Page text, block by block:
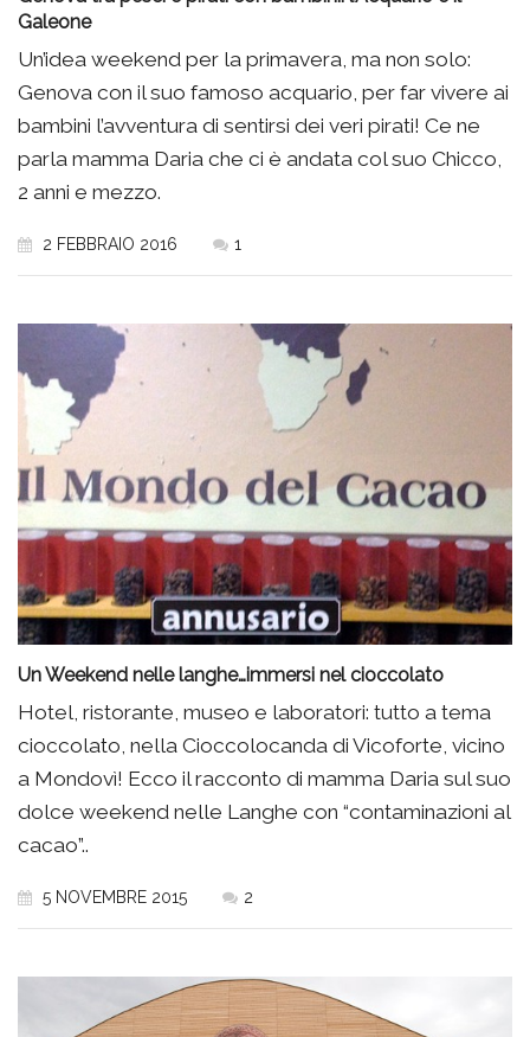
Galeone
Un’idea weekend per la primavera, ma non solo:
Genova con il suo famoso acquario, per far vivere ai
bambini l’avventura di sentirsi dei veri pirati! Ce ne
parla mamma Daria che ci è andata col suo Chicco,
2 anni e mezzo.
2 FEBBRAIO 2016 1
Un Weekend nelle langhe…immersi nel cioccolato
Hotel, ristorante, museo e laboratori: tutto a tema
cioccolato, nella Cioccolocanda di Vicoforte, vicino
a Mondovì! Ecco il racconto di mamma Daria sul suo
dolce weekend nelle Langhe con “contaminazioni al
cacao”..
5 NOVEMBRE 2015 2